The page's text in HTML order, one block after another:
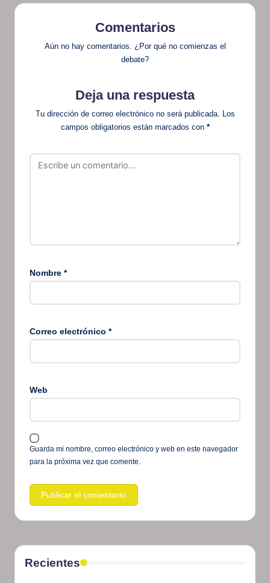
Comentarios
Aún no hay comentarios. ¿Por qué no comienzas el
debate?
Deja una respuesta
Tu dirección de correo electrónico no será publicada.
Los
campos obligatorios están marcados con *
Nombre *
Correo electrónico *
Web
Guarda mi nombre, correo electrónico y web en este navegador
para la próxima vez que comente.
Recientes